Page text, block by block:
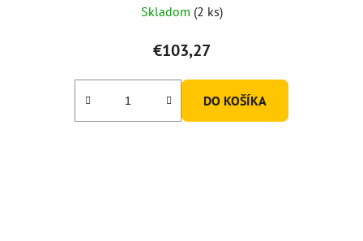
Skladom (2 ks)
€103,27
DO KOŠÍKA